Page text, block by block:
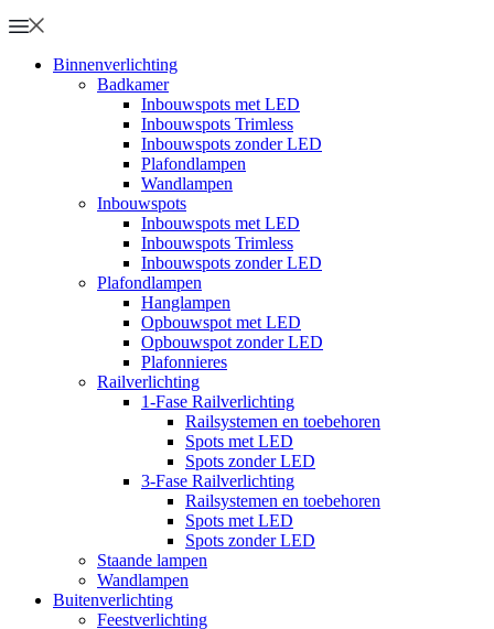
Binnenverlichting
Badkamer
Inbouwspots met LED
Inbouwspots Trimless
Inbouwspots zonder LED
Plafondlampen
Wandlampen
Inbouwspots
Inbouwspots met LED
Inbouwspots Trimless
Inbouwspots zonder LED
Plafondlampen
Hanglampen
Opbouwspot met LED
Opbouwspot zonder LED
Plafonnieres
Railverlichting
1-Fase Railverlichting
Railsystemen en toebehoren
Spots met LED
Spots zonder LED
3-Fase Railverlichting
Railsystemen en toebehoren
Spots met LED
Spots zonder LED
Staande lampen
Wandlampen
Buitenverlichting
Feestverlichting